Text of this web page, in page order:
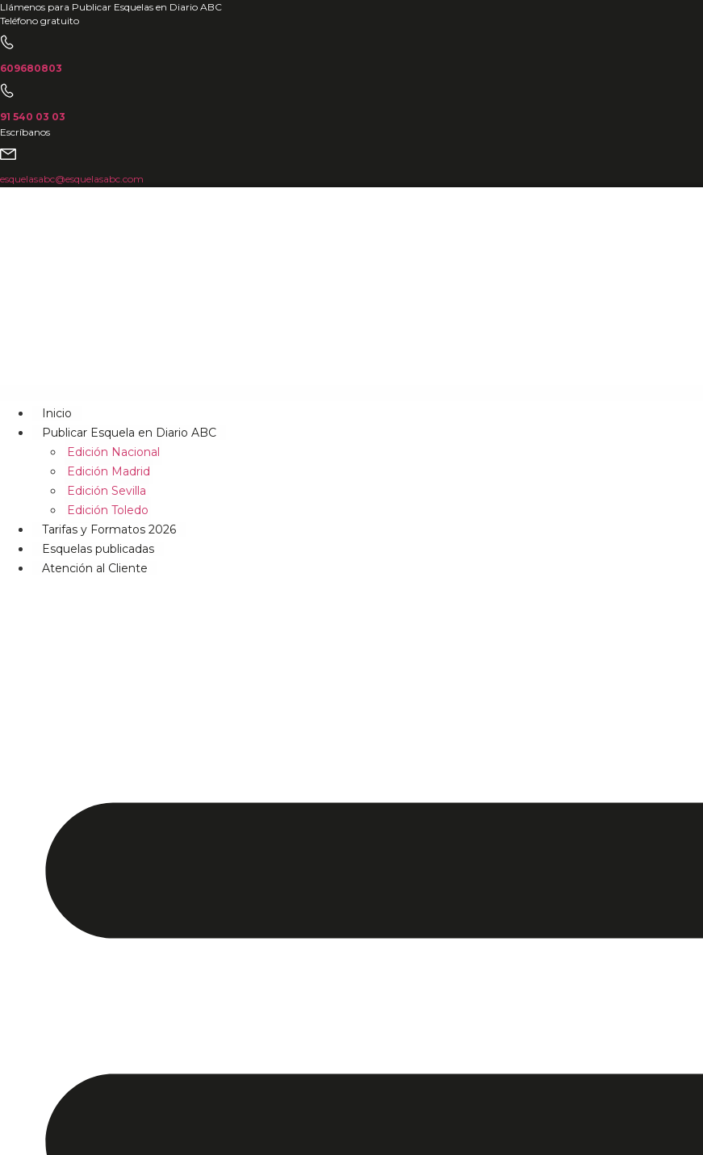
Ir
al
contenido
Llámenos para Publicar Esquelas en Diario ABC
Teléfono gratuito
609680803
91 540 03 03
Escríbanos
esquelasabc@esquelasabc.com
Inicio
Publicar Esquela en Diario ABC
Edición Nacional
Edición Madrid
Edición Sevilla
Edición Toledo
Tarifas y Formatos 2026
Esquelas publicadas
Atención al Cliente